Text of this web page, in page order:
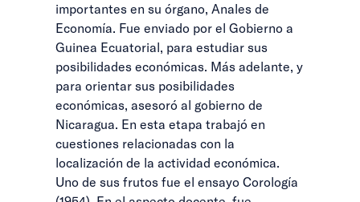
importantes en su órgano, Anales de
Economía. Fue enviado por el Gobierno a
Guinea Ecuatorial, para estudiar sus
posibilidades económicas. Más adelante, y
para orientar sus posibilidades
económicas, asesoró al gobierno de
Nicaragua. En esta etapa trabajó en
cuestiones relacionadas con la
localización de la actividad económica.
Uno de sus frutos fue el ensayo Corología